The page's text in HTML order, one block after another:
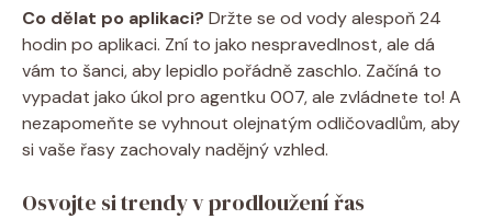
Co dělat po aplikaci? Držte se od vody alespoň 24
hodin po aplikaci. Zní to jako nespravedlnost, ale dá
vám to šanci, aby lepidlo pořádně zaschlo. Začíná to
vypadat jako úkol pro agentku 007, ale zvládnete to! A
nezapomeňte se vyhnout olejnatým odličovadlům, aby
si vaše řasy zachovaly nadějný vzhled.
Osvojte si trendy v prodloužení řas